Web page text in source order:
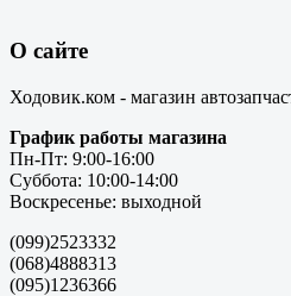
О сайте
Ходовик.ком - магазин
График работы магазина
Пн-Пт: 9:00-16:00
Суббота: 10:00-14:00
Воскресенье: выходной
(099)2523332
(068)4888313
(095)1236366